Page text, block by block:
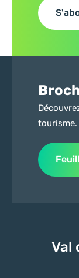
tourisme.
Val